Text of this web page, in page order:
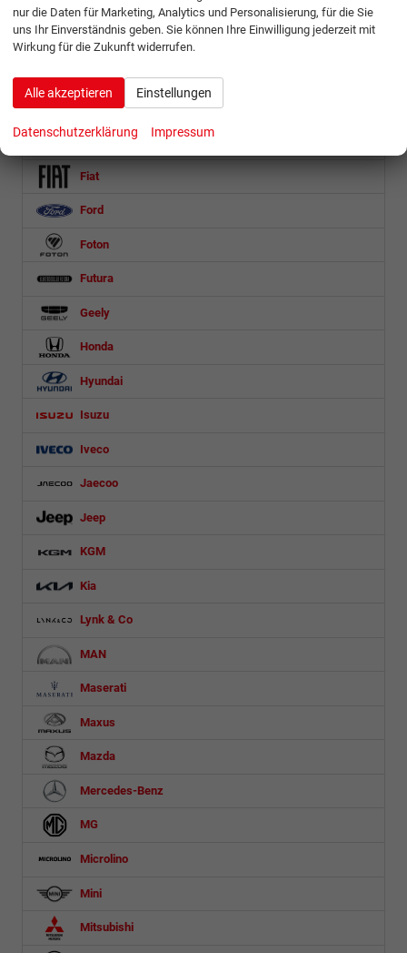
Citroën
Cupra
DS Automobiles
Fiat
Ford
Foton
Futura
Geely
Honda
Hyundai
Isuzu
Iveco
Jaecoo
Jeep
KGM
Kia
Lynk & Co
MAN
Maserati
Maxus
Mazda
Mercedes-Benz
MG
Microlino
Mini
Mitsubishi
nur die Daten für Marketing, Analytics und Personalisierung, für die Sie
uns Ihr Einverständnis geben. Sie können Ihre Einwilligung jederzeit mit
Wirkung für die Zukunft widerrufen.
Alle akzeptieren Einstellungen
Datenschutzerklärung Impressum